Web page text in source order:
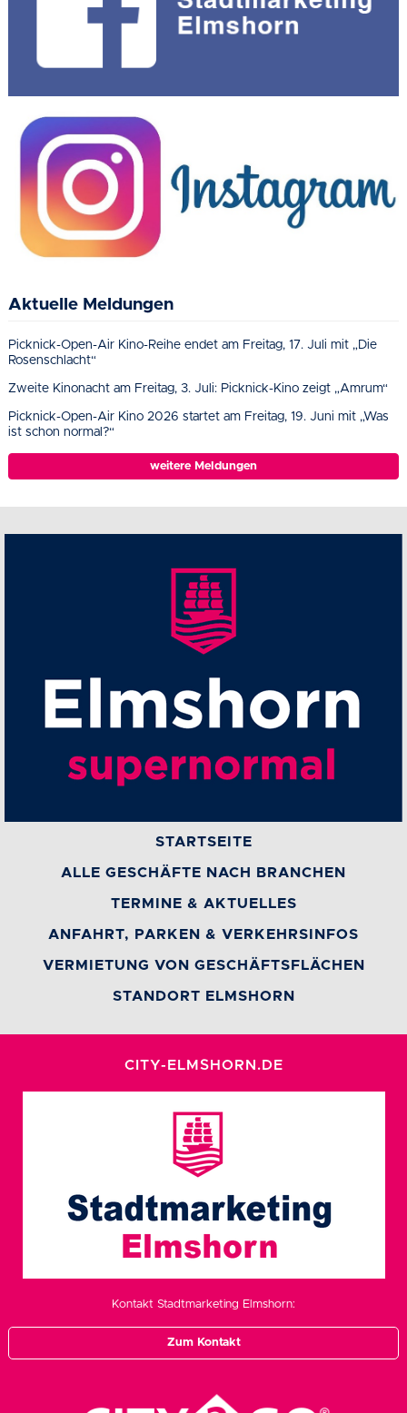
Aktuelle Meldungen
Picknick-Open-Air Kino-Reihe endet am Freitag, 17. Juli mit „Die
Rosenschlacht“
Zweite Kinonacht am Freitag, 3. Juli: Picknick-Kino zeigt „Amrum“
Picknick-Open-Air Kino 2026 startet am Freitag, 19. Juni mit „Was
ist schon normal?“
weitere Meldungen
STARTSEITE
ALLE GESCHÄFTE NACH BRANCHEN
TERMINE & AKTUELLES
ANFAHRT, PARKEN & VERKEHRSINFOS
VERMIETUNG VON GESCHÄFTSFLÄCHEN
STANDORT ELMSHORN
CITY-ELMSHORN.DE
Kontakt Stadtmarketing Elmshorn:
Zum Kontakt